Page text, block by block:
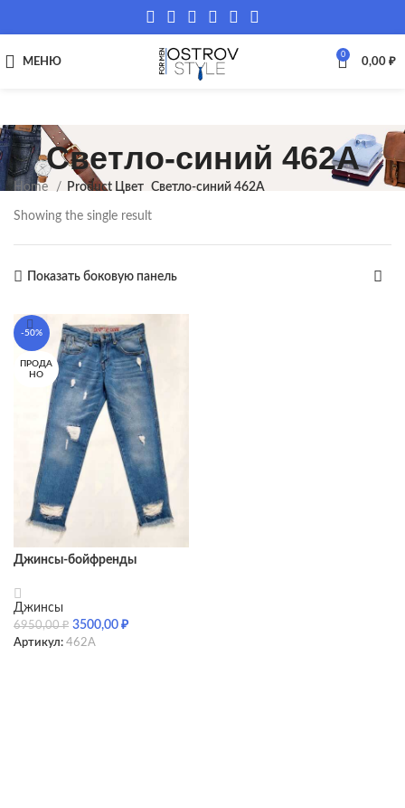
МЕНЮ
0
0,00 ₽
Светло-синий 462A
Home Product Цвет Светло-синий 462A
Showing the single result
Показать боковую панель
-50%
ПРОДА
НО
Джинсы-бойфренды
Джинсы
6950,00₽ 3500,00 ₽
Артикул: 462A